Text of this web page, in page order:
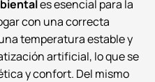
es esencial para la
con una correcta
temperatura estable y
artificial, lo que se
y confort. Del mismo